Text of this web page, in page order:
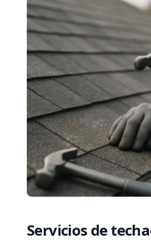
Servicios de